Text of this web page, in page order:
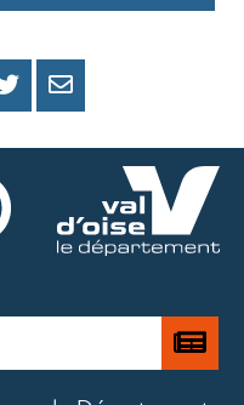
PARTAGER
PARTAGER
MAIL
Je